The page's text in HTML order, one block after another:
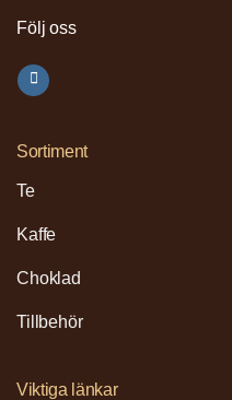
Följ oss
Sortiment
Te
Kaffe
Choklad
Tillbehör
Viktiga länkar